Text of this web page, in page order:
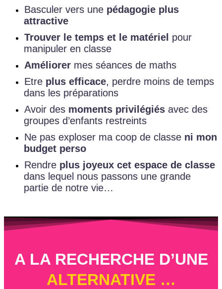
Basculer vers une pédagogie plus
attractive
Trouver le temps et le matériel pour
manipuler en classe
Améliorer mes séances de maths
Etre plus efficace, perdre moins de temps
dans les préparations
Avoir des moments privilégiés avec des
groupes d’enfants restreints
Ne pas exploser ma coop de classe ni mon
budget perso
Rendre plus joyeux cet espace de classe
dans lequel nous passons une grande
partie de notre vie…
A LA RECHERCHE D’UNE
ALTERNATIVE …